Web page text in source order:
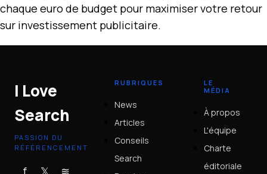
chaque euro de budget pour maximiser votre retour
sur investissement publicitaire.
I Love
Search
PASSION DU
RÉFÉRENCEMENT
f 𝕏 ≋
RUBRIQUES
News
Articles
Conseils
Search
LE
MÉDIA
À propos
L'équipe
Charte
éditoriale